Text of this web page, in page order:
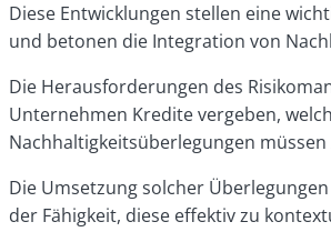
Diese Entwicklungen stellen eine
und betonen die Integration von
Die Herausforderungen des
Unternehmen Kredite vergeben,
Nachhaltigkeitsüberlegungen
Die Umsetzung solcher
der Fähigkeit, diese effektiv zu